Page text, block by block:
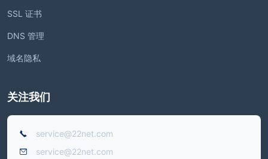
SSL 证书
DNS 管理
域名隐私
关注我们
service@22net.com
service@22net.com